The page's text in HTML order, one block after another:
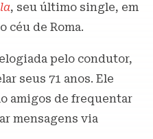
, seu último single, em
céu de Roma.
pelo condutor,
seus 71 anos. Ele
amigos de frequentar
mensagens via